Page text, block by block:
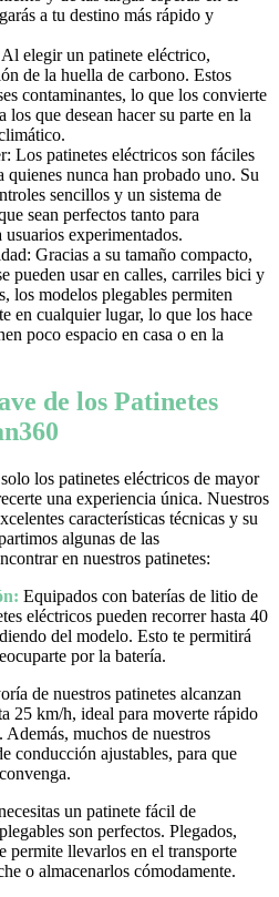
a tu destino más rápido y
elegir un patinete eléctrico,
de la huella de carbono. Estos
contaminantes, lo que los convierte
los que desean hacer su parte en la
Los patinetes eléctricos son fáciles
quienes nunca han probado uno. Su
sencillos y un sistema de
sean perfectos tanto para
experimentados.
Gracias a su tamaño compacto,
pueden usar en calles, carriles bici y
los modelos plegables permiten
en cualquier lugar, lo que los hace
poco espacio en casa o en la
de los Patinetes
los patinetes eléctricos de mayor
una experiencia única. Nuestros
características técnicas y su
algunas de las
en nuestros patinetes:
Equipados con baterías de litio de
eléctricos pueden recorrer hasta 40
del modelo. Esto te permitirá
por la batería.
de nuestros patinetes alcanzan
25 km/h, ideal para moverte rápido
muchos de nuestros
conducción ajustables, para que
un patinete fácil de
son perfectos. Plegados,
permite llevarlos en el transporte
o almacenarlos cómodamente.